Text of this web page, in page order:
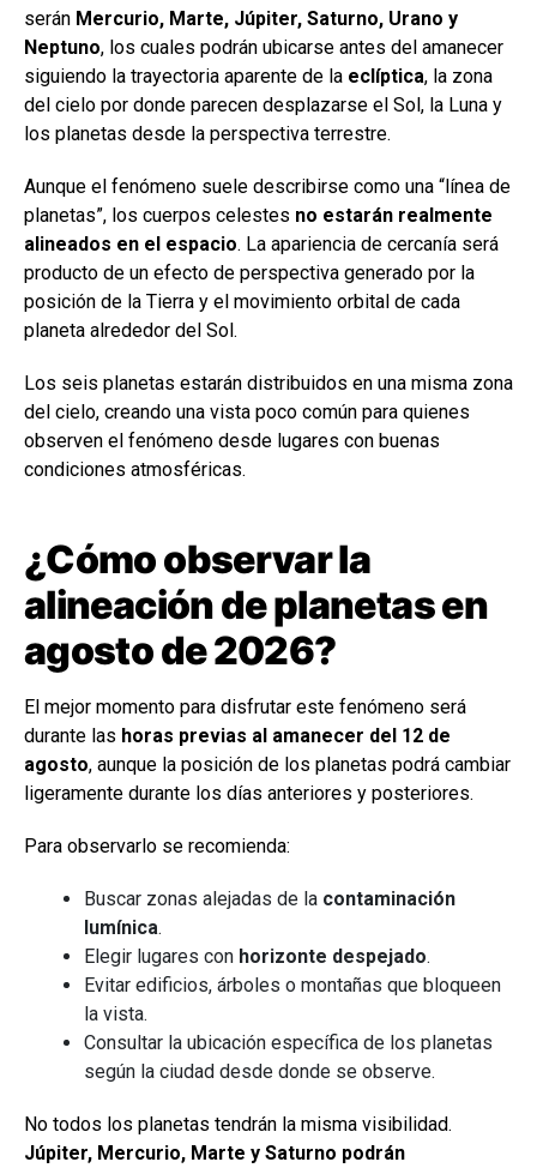
serán Mercurio, Marte, Júpiter, Saturno, Urano y
Neptuno, los cuales podrán ubicarse antes del amanecer
siguiendo la trayectoria aparente de la eclíptica, la zona
del cielo por donde parecen desplazarse el Sol, la Luna y
los planetas desde la perspectiva terrestre.
Aunque el fenómeno suele describirse como una “línea de
planetas”, los cuerpos celestes no estarán realmente
alineados en el espacio. La apariencia de cercanía será
producto de un efecto de perspectiva generado por la
posición de la Tierra y el movimiento orbital de cada
planeta alrededor del Sol.
Los seis planetas estarán distribuidos en una misma zona
del cielo, creando una vista poco común para quienes
observen el fenómeno desde lugares con buenas
condiciones atmosféricas.
¿Cómo observar la
alineación de planetas en
agosto de 2026?
El mejor momento para disfrutar este fenómeno será
durante las horas previas al amanecer del 12 de
agosto, aunque la posición de los planetas podrá cambiar
ligeramente durante los días anteriores y posteriores.
Para observarlo se recomienda:
Buscar zonas alejadas de la contaminación
lumínica.
Elegir lugares con horizonte despejado.
Evitar edificios, árboles o montañas que bloqueen
la vista.
Consultar la ubicación específica de los planetas
según la ciudad desde donde se observe.
No todos los planetas tendrán la misma visibilidad.
Júpiter, Mercurio, Marte y Saturno podrán